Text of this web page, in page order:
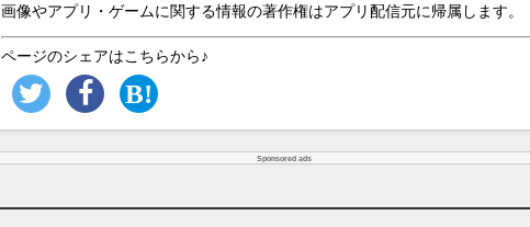
画像やアプリ・ゲームに関する情報の著作権はアプリ配信元に帰属します。
ページのシェアはこちらから♪
Sponsored ads